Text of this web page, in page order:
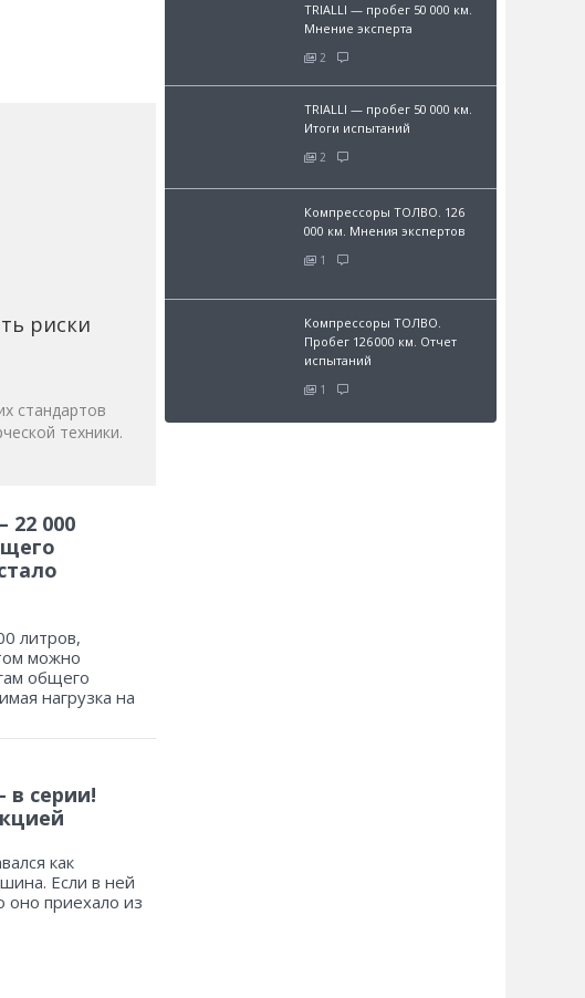
риски
стандартов
техники.
22 000
литров,
можно
общего
нагрузка на
серии!
как
Если в ней
оно приехало из
TRIALLI — пробег 50 000 км.
Мнение эксперта
2
TRIALLI — пробег 50 000 км.
Итоги испытаний
2
Компрессоры ТОЛВО. 126
000 км. Мнения экспертов
1
Компрессоры ТОЛВО.
Пробег 126 000 км. Отчет
испытаний
1